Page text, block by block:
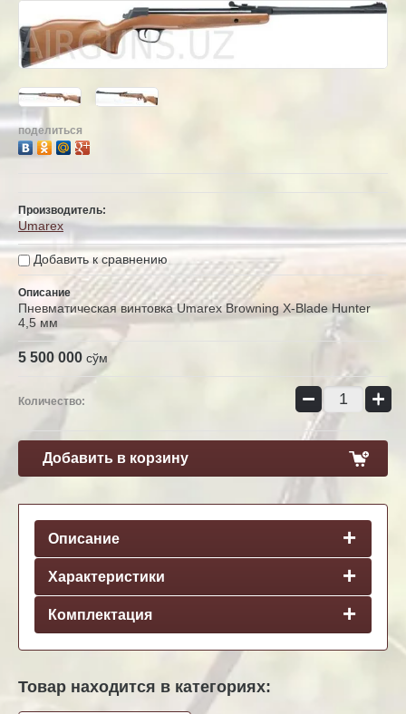
поделиться
Производитель:
Umarex
Добавить к сравнению
Описание
Пневматическая винтовка Umarex Browning X-Blade Hunter
4,5 мм
5 500 000 сўм
Количество: − +
Добавить в корзину
Описание
Характеристики
Комплектация
Товар находится в категориях: